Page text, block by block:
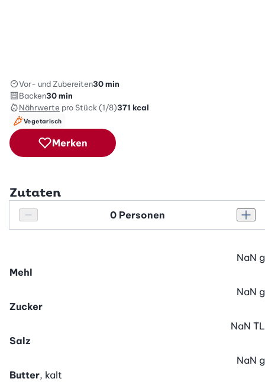
Vor- und Zubereiten30 min
Backen30 min
Nährwerte pro Stück (1/8)371 kcal
Vegetarisch
Merken
Zutaten
Personenanzahl verringern
Personenanzahl
Mehl
NaN g
Zucker
NaN g
Salz
NaN TL
Butter, kalt
NaN g